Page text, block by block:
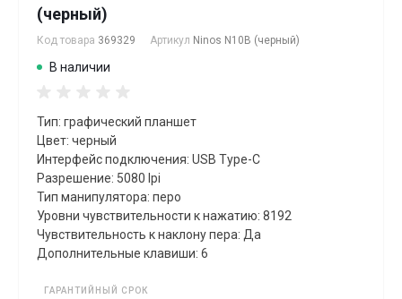
(черный)
Код товара 369329 Артикул Ninos N10B (черный)
В наличии
Тип: графический планшет
Цвет: черный
Интерфейс подключения: USB Type-C
Разрешение: 5080 lpi
Тип манипулятора: перо
Уровни чувствительности к нажатию: 8192
Чувствительность к наклону пера: Да
Дополнительные клавиши: 6
ГАРАНТИЙНЫЙ СРОК